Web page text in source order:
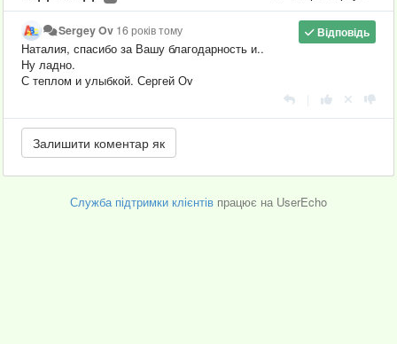
Відповідь
Sergey Ov 16 років тому
Наталия, спасибо за Вашу благодарность и..
Ну ладно.
С теплом и улыбкой. Сергей Оv
Служба підтримки клієнтів працює на UserEcho